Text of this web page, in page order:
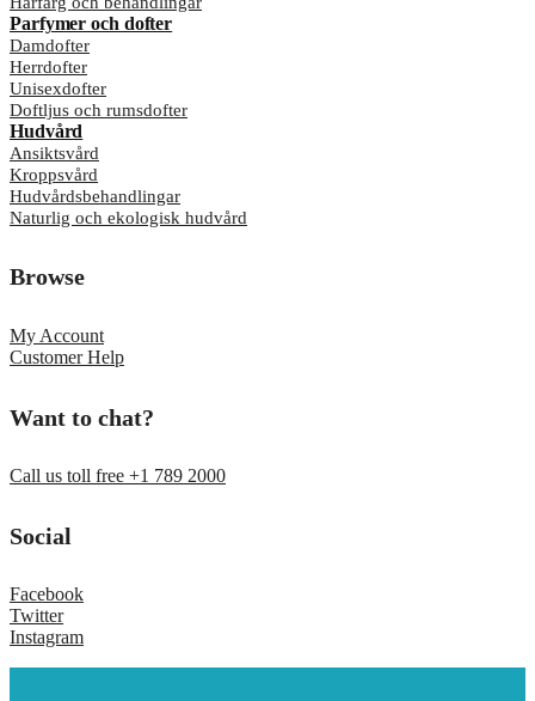
Parfymer och dofter
Damdofter
Herrdofter
Unisexdofter
Doftljus och rumsdofter
Hudvård
Ansiktsvård
Kroppsvård
Hudvårdsbehandlingar
Naturlig och ekologisk hudvård
Browse
My Account
Customer Help
Want to chat?
Call us toll free +1 789 2000
Social
Facebook
Twitter
Instagram